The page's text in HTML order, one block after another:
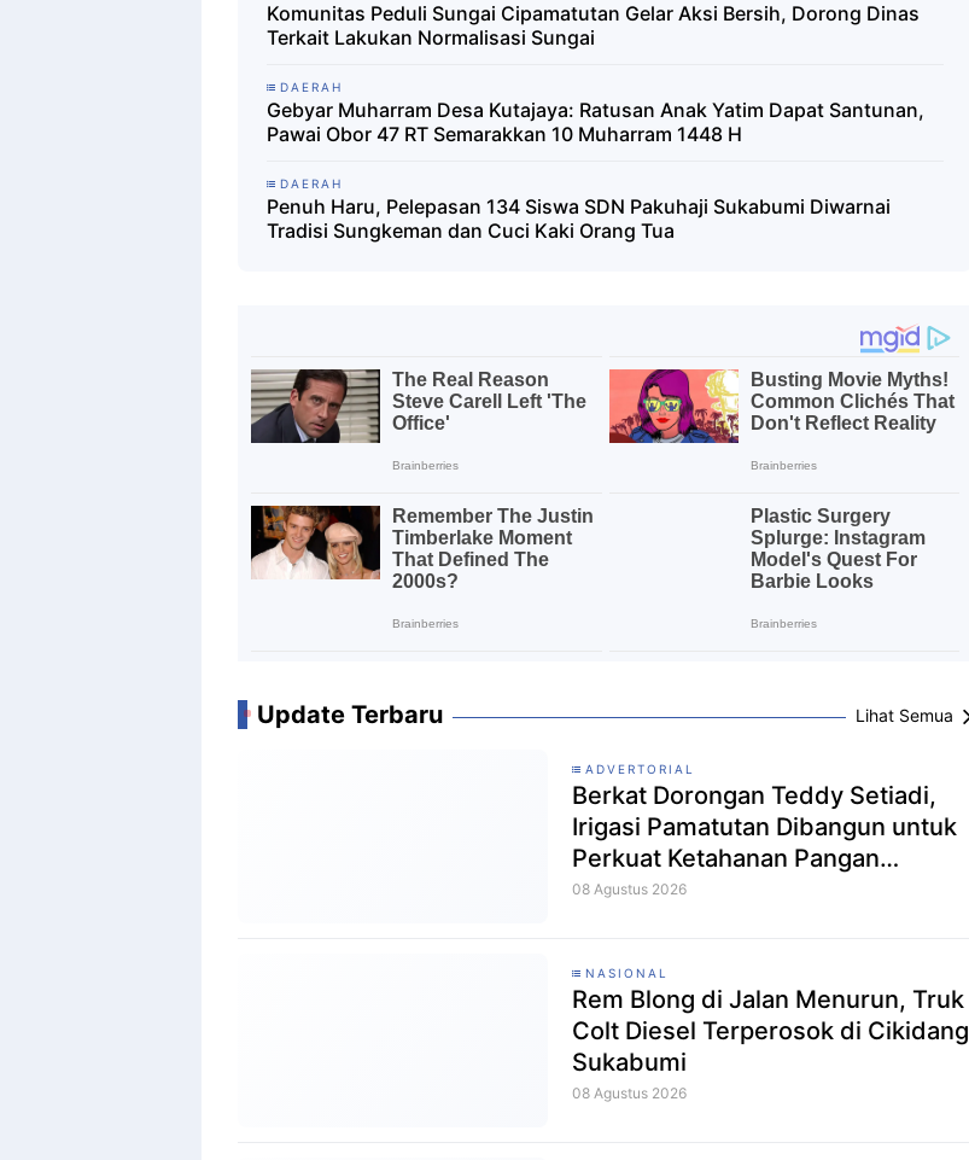
Komunitas Peduli Sungai Cipamatutan Gelar Aksi Bersih, Dorong Dinas
Terkait Lakukan Normalisasi Sungai
DAERAH
Gebyar Muharram Desa Kutajaya: Ratusan Anak Yatim Dapat Santunan,
Pawai Obor 47 RT Semarakkan 10 Muharram 1448 H
DAERAH
Penuh Haru, Pelepasan 134 Siswa SDN Pakuhaji Sukabumi Diwarnai
Tradisi Sungkeman dan Cuci Kaki Orang Tua
Update Terbaru Lihat Semua
ADVERTORIAL
Berkat Dorongan Teddy Setiadi,
Irigasi Pamatutan Dibangun untuk
Perkuat Ketahanan Pangan
Sukabumi
08 Agustus 2026
NASIONAL
Rem Blong di Jalan Menurun, Truk
Colt Diesel Terperosok di Cikidang
Sukabumi
08 Agustus 2026